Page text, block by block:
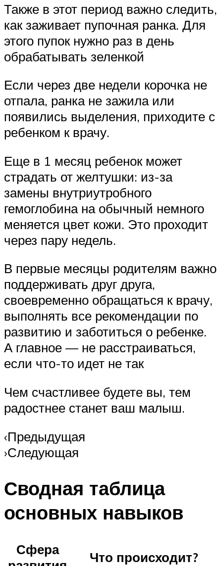
Также в этот период важно следить,
как заживает пупочная ранка. Для
этого пупок нужно раз в день
обрабатывать зеленкой
Если через две недели корочка не
отпала, ранка не зажила или
появились выделения, приходите с
ребенком к врачу.
Еще в 1 месяц ребенок может
страдать от желтушки: из-за
замены внутриутробного
гемоглобина на обычный немного
меняется цвет кожи. Это проходит
через пару недель.
В первые месяцы родителям важно
поддерживать друг друга,
своевременно обращаться к врачу,
выполнять все рекомендации по
развитию и заботиться о ребенке.
А главное — не расстраиваться,
если что-то идет не так
Чем счастливее будете вы, тем
радостнее станет ваш малыш.
‹Предыдущая
›Следующая
Сводная таблица
основных навыков
Сфера
Что происходит?